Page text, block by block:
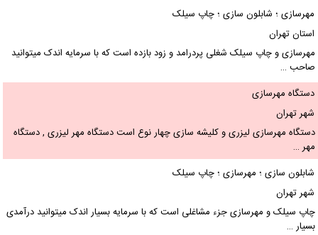
؛ شابلون سازی ؛ چاپ سیلک
تهران
و چاپ سیلک شغلی پردرامد و زود بازده است که با سرمایه اندک میتوانید
…
مهرسازی
تهران
مهرسازی لیزری و کلیشه سازی چهار نوع است دستگاه مهر لیزری , دستگاه
…
سازی ؛ مهرسازی ؛ چاپ سیلک
تهران
سیلک و مهرسازی جزء مشاغلی است که با سرمایه بسیار اندک میتوانید درآمدی
…